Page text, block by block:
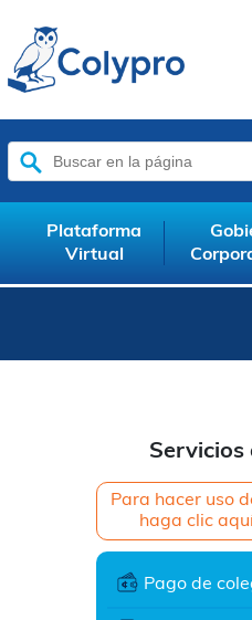
Buscar:
Plataforma
Virtual
Servicios
Para hacer uso
haga clic
Pago de